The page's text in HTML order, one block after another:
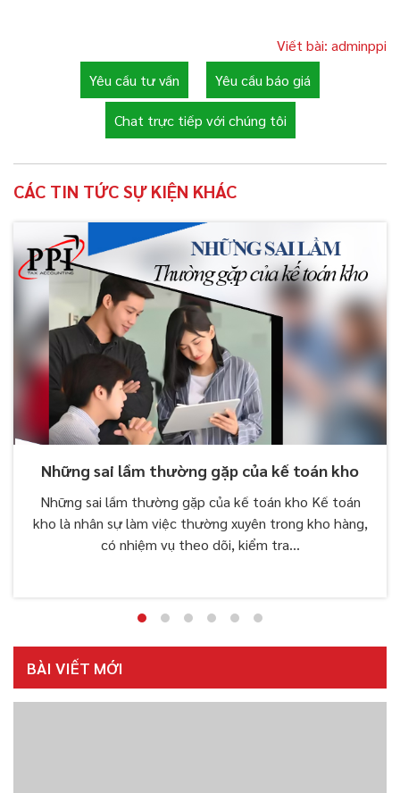
BÀI VIẾT MỚI
Viết bài: adminppi
Yêu cầu tư vấn
Yêu cầu báo giá
Chat trực tiếp với chúng tôi
CÁC TIN TỨC SỰ KIỆN KHÁC
Những sai lầm thường gặp của kế toán kho
Những sai lầm thường gặp của kế toán kho Kế toán
kho là nhân sự làm việc thường xuyên trong kho hàng,
có nhiệm vụ theo dõi, kiểm tra...